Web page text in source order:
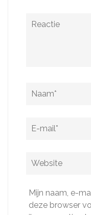
Reactie
Naam
E-
Website
Mijn naam, e-
deze browser